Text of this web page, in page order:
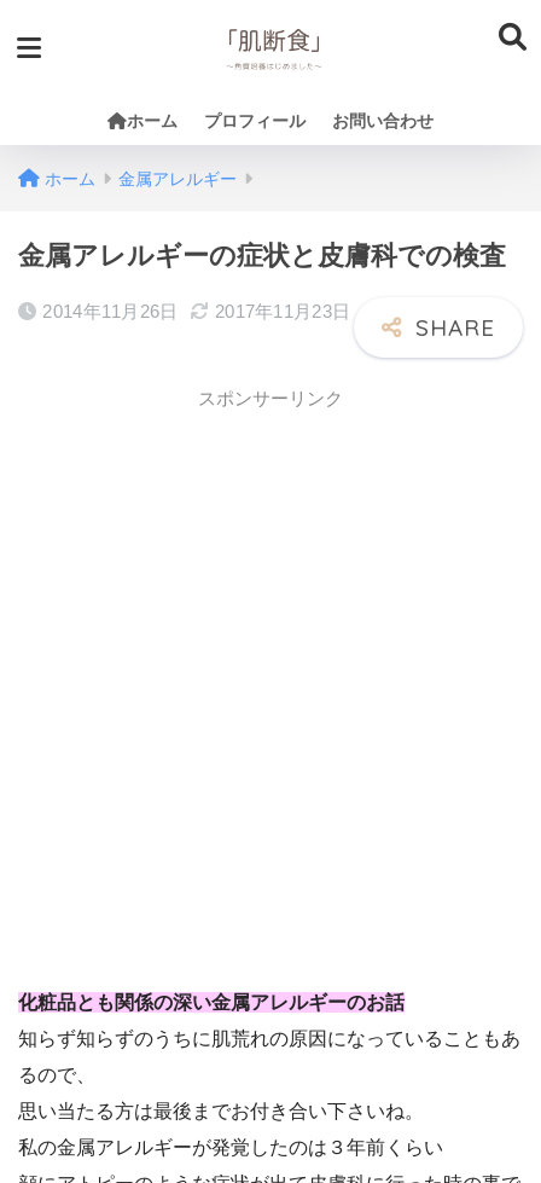
ホーム プロフィール お問い合わせ
ホーム 金属アレルギー
金属アレルギーの症状と皮膚科での検査
2014年11月26日 2017年11月23日
スポンサーリンク
化粧品とも関係の深い金属アレルギーのお話
知らず知らずのうちに肌荒れの原因になっていることもあ
るので、
思い当たる方は最後までお付き合い下さいね。
私の金属アレルギーが発覚したのは３年前くらい